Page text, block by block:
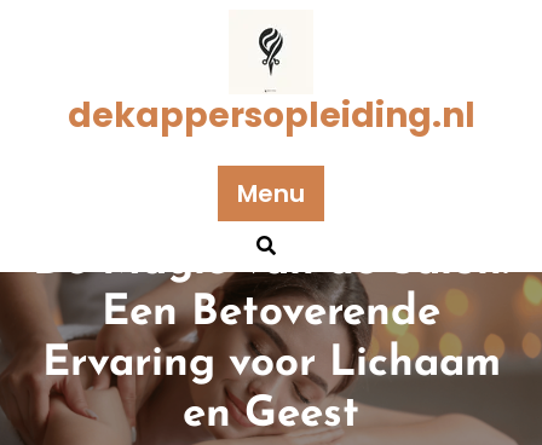
dekappersopleiding.nl
Menu
Geplaatst op 30 juni 2024
De Magie van de Salon:
Een Betoverende
Ervaring voor Lichaam
en Geest